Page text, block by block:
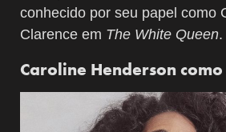
conhecido por seu papel como
Clarence em The White Queen.
Caroline Henderson